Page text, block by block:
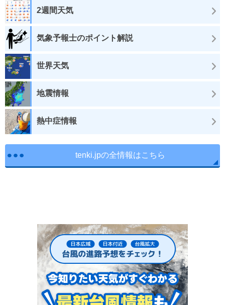
2週間天気
気象予報士のポイント解説
世界天気
地震情報
熱中症情報
tenki.jpの全情報はこちら